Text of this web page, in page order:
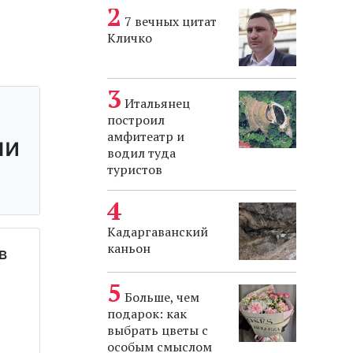
7 вечных цитат
Кличко
Итальянец
построил
амфитеатр и
водил туда
туристов
Кадаргаванский
каньон
Больше, чем
подарок: как
выбрать цветы с
особым смыслом